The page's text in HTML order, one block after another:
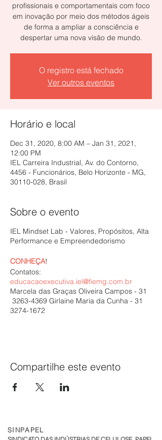
profissionais e comportamentais com foco
em inovação por meio dos métodos ágeis
de forma a ampliar a consciência e
despertar uma nova visão de mundo.
O registro está fechado
Ver outros eventos
Horário e local
Dec 31, 2020, 8:00 AM – Jan 31, 2021,
12:00 PM
IEL Carreira Industrial, Av. do Contorno,
4456 - Funcionários, Belo Horizonte - MG,
30110-028, Brasil
Sobre o evento
IEL Mindset Lab - Valores, Propósitos, Alta
Performance e Empreendedorismo
CONHEÇA!
Contatos:
educacaoexecutiva.iel@fiemg.com.br
Marcela das Graças Oliveira Campos - 31
3263-4369 Girlaine Maria da Cunha - 31
3274-1672
Compartilhe este evento
SINPAPEL